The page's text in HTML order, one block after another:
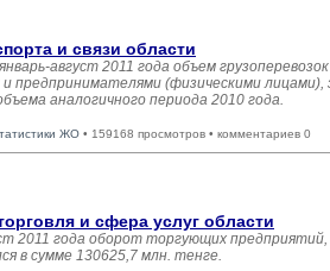
и связи области
август 2011 года объем
и предпринимателями (физическими
аналогичного периода 2010 года.
ЖО • 159168 просмотров • комментариев 0
и сфера услуг области
2011 года оборот торгующих
в сумме 130625,7 млн. тенге.